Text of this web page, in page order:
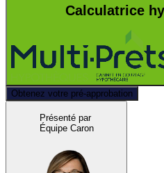
Calculatrice
Obtenez votre pré-approbation
Présenté par
Équipe Caron